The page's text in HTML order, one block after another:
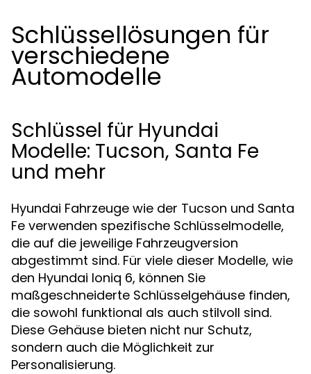
Schlüssellösungen für
verschiedene
Automodelle
Schlüssel für Hyundai
Modelle: Tucson, Santa Fe
und mehr
Hyundai Fahrzeuge wie der Tucson und Santa
Fe verwenden spezifische Schlüsselmodelle,
die auf die jeweilige Fahrzeugversion
abgestimmt sind. Für viele dieser Modelle, wie
den Hyundai Ioniq 6, können Sie
maßgeschneiderte Schlüsselgehäuse finden,
die sowohl funktional als auch stilvoll sind.
Diese Gehäuse bieten nicht nur Schutz,
sondern auch die Möglichkeit zur
Personalisierung.